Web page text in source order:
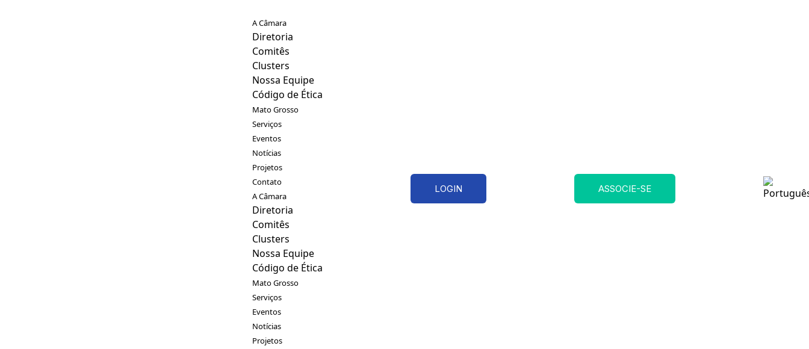
A Câmara
Diretoria
Comitês
Clusters
Nossa Equipe
Código de Ética
Mato Grosso
Serviços
Eventos
Notícias
Projetos
Contato
A Câmara
Diretoria
Comitês
Clusters
Nossa Equipe
Código de Ética
Mato Grosso
Serviços
Eventos
Notícias
Projetos
LOGIN ASSOCIE-SE